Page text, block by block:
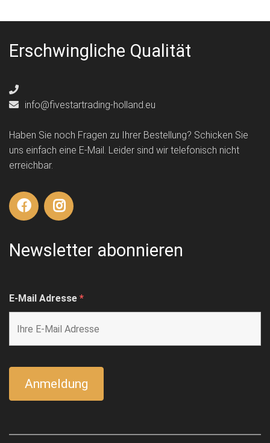
Erschwingliche Qualität
info@fivestartrading-holland.eu
Haben Sie noch Fragen zu Ihrer Bestellung? Schicken Sie
uns einfach eine E-Mail. Leider sind wir telefonisch nicht
erreichbar.
Newsletter abonnieren
E-Mail Adresse *